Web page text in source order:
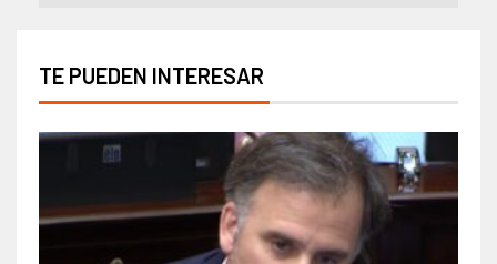
TE PUEDEN INTERESAR